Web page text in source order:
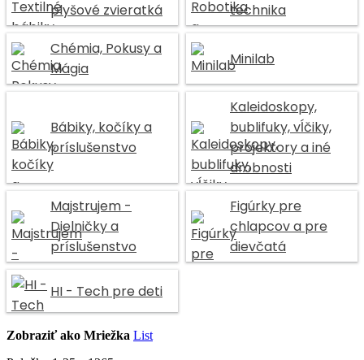
plyšové zvieratká
technika
Chémia, Pokusy a
Mágia
Minilab
Bábiky, kočíky a
príslušenstvo
Kaleidoskopy,
bublifuky, vĺčiky,
projektory a iné
drobnosti
Majstrujem -
Dielničky a
príslušenstvo
Figúrky pre
chlapcov a pre
dievčatá
HI - Tech pre deti
Zobraziť ako Mriežka List